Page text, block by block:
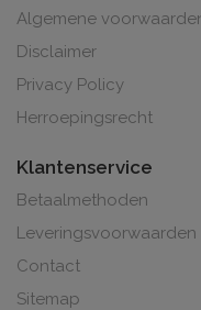
Algemene
Disclaimer
Privacy Policy
Herroepingsrecht
Klantenservice
Betaalmethoden
Leveringsvoorwaarden
Contact
Sitemap